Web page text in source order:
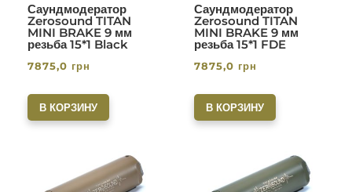
Саундмодератор
Zerosound TITAN
MINI BRAKE 9 мм
резьба 15*1 Black
7875,0 грн
В КОРЗИНУ
Саундмодератор
Zerosound TITAN
MINI BRAKE 9 мм
резьба 15*1 FDE
7875,0 грн
В КОРЗИНУ